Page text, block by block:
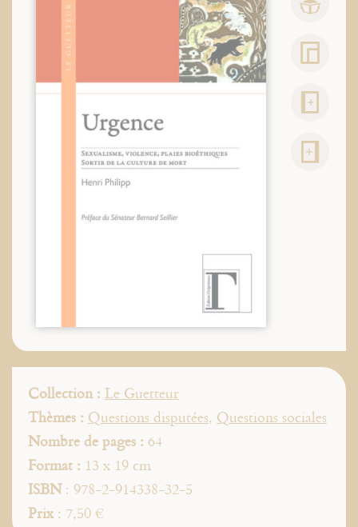
Collection : Le Guetteur
Thèmes : Questions disputées, Questions sociales
Nombre de pages : 64
Format : 13 x 19 cm
ISBN: 978-2-914338-32-5
Prix: 7,50 €